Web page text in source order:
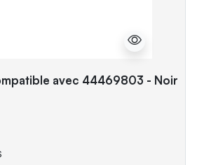
avec 44469803 - Noir